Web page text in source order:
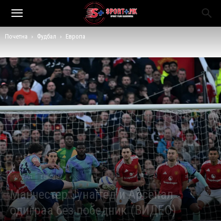
Почетна Фудбал Европа
ФУДБАЛ ЕВРОПА
Манчестер Јунајтед и Арсенал
одиграа без победник (ВИДЕО)